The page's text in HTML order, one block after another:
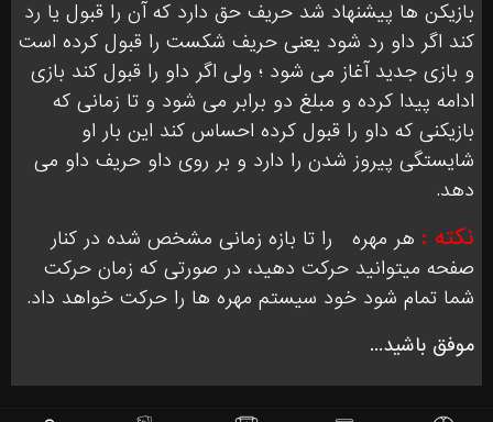
بازيكن ها پيشنهاد شد حريف حق دارد كه آن را قبول يا رد
كند اگر داو رد شود يعنى حريف شكست را قبول كرده است
و بازى جديد آغاز مى شود ؛ ولى اگر داو را قبول كند بازى
ادامه پيدا كرده و مبلغ دو برابر مى شود و تا زمانى كه
بازيكنى كه داو را قبول كرده احساس كند اين بار او
شايستگى پيروز شدن را دارد و بر روى داو حريف داو مى
دهد.
نکته : هر مهره
را تا بازه زمانی مشخص شده در کنار
صفحه میتوانید حرکت دهید، در صورتی که زمان حرکت
شما تمام شود خود سیستم مهره ها را حرکت خواهد داد.
موفق باشید...